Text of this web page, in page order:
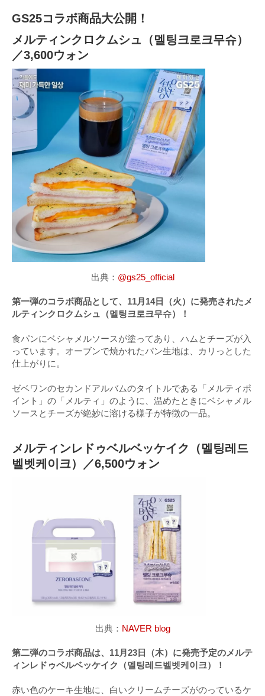
GS25コラボ商品大公開！
メルティンクロクムシュ（멜팅크로크무슈）
／3,600ウォン
出典： @gs25_official
第一弾のコラボ商品として、11月14日（火）に発売されたメ
ルティンクロクムシュ（멜팅크로크무슈）！
食パンにベシャメルソースが塗ってあり、ハムとチーズが入
っています。オーブンで焼かれたパン生地は、カリっとした
仕上がりに。
ゼベワンのセカンドアルバムのタイトルである「メルティポ
イント」の「メルティ」のように、温めたときにベシャメル
ソースとチーズが絶妙に溶ける様子が特徴の一品。
メルティンレドゥベルベッケイク（멜팅레드
벨벳케이크）／6,500ウォン
出典： NAVER blog
第二弾のコラボ商品は、11月23日（木）に発売予定のメルテ
ィンレドゥベルベッケイク（멜팅레드벨벳케이크）！
赤い色のケーキ生地に、白いクリームチーズがのっているケ